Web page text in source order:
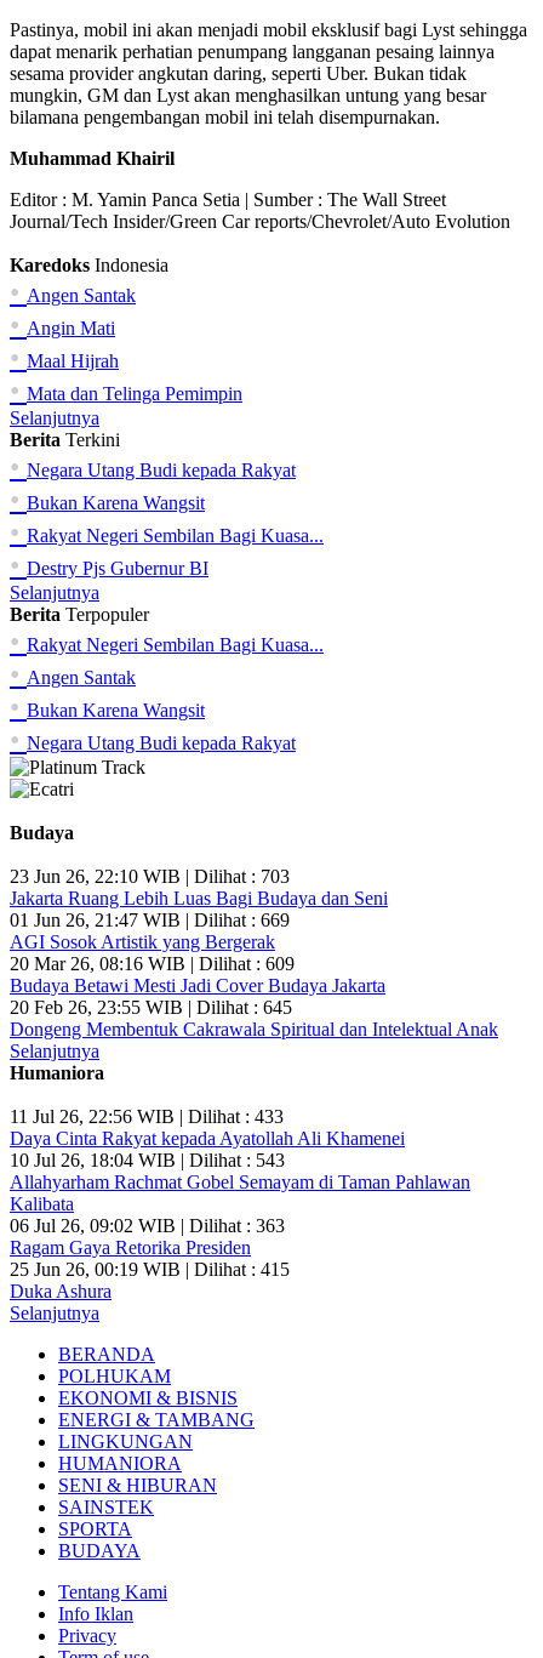
Pastinya, mobil ini akan menjadi mobil eksklusif bagi Lyst sehingga
dapat menarik perhatian penumpang langganan pesaing lainnya
sesama provider angkutan daring, seperti Uber. Bukan tidak
mungkin, GM dan Lyst akan menghasilkan untung yang besar
bilamana pengembangan mobil ini telah disempurnakan.
Muhammad Khairil
Editor : M. Yamin Panca Setia | Sumber : The Wall Street
Journal/Tech Insider/Green Car reports/Chevrolet/Auto Evolution
Karedoks Indonesia
• Angen Santak
• Angin Mati
• Maal Hijrah
• Mata dan Telinga Pemimpin
Selanjutnya
Berita Terkini
• Negara Utang Budi kepada Rakyat
• Bukan Karena Wangsit
• Rakyat Negeri Sembilan Bagi Kuasa...
• Destry Pjs Gubernur BI
Selanjutnya
Berita Terpopuler
• Rakyat Negeri Sembilan Bagi Kuasa...
• Angen Santak
• Bukan Karena Wangsit
• Negara Utang Budi kepada Rakyat
Budaya
23 Jun 26, 22:10 WIB | Dilihat : 703
Jakarta Ruang Lebih Luas Bagi Budaya dan Seni
01 Jun 26, 21:47 WIB | Dilihat : 669
AGI Sosok Artistik yang Bergerak
20 Mar 26, 08:16 WIB | Dilihat : 609
Budaya Betawi Mesti Jadi Cover Budaya Jakarta
20 Feb 26, 23:55 WIB | Dilihat : 645
Dongeng Membentuk Cakrawala Spiritual dan Intelektual Anak
Selanjutnya
Humaniora
11 Jul 26, 22:56 WIB | Dilihat : 433
Daya Cinta Rakyat kepada Ayatollah Ali Khamenei
10 Jul 26, 18:04 WIB | Dilihat : 543
Allahyarham Rachmat Gobel Semayam di Taman Pahlawan
Kalibata
06 Jul 26, 09:02 WIB | Dilihat : 363
Ragam Gaya Retorika Presiden
25 Jun 26, 00:19 WIB | Dilihat : 415
Duka Ashura
Selanjutnya
BERANDA
POLHUKAM
EKONOMI & BISNIS
ENERGI & TAMBANG
LINGKUNGAN
HUMANIORA
SENI & HIBURAN
SAINSTEK
SPORTA
BUDAYA
Tentang Kami
Info Iklan
Privacy